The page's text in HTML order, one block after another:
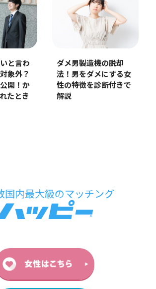
と言わ
象外？
開！か
たとき
ダメ男製造機の脱却
法！男をダメにする女
性の特徴を診断付きで
解説